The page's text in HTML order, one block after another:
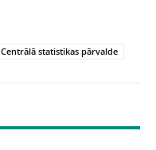
Centrālā statistikas pārvalde